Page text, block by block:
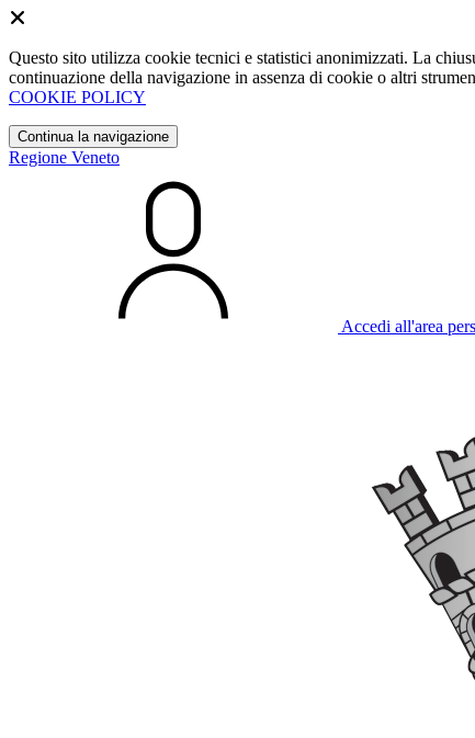
Questo sito utilizza cookie tecnici e statistici anonimizzati. La
continuazione della navigazione in assenza di cookie o altri
COOKIE POLICY
Continua la navigazione
Regione Veneto
Accedi all'area